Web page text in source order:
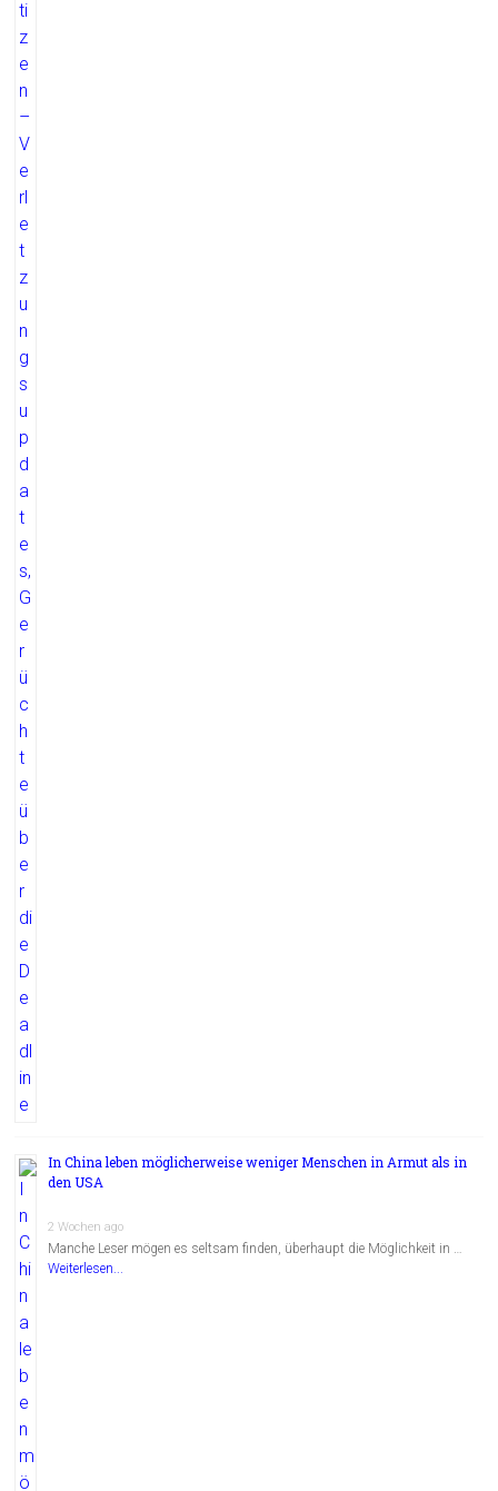
In China leben möglicherweise weniger Menschen in Armut als in
den USA
2 Wochen ago
Manche Leser mögen es seltsam finden, überhaupt die Möglichkeit in …
Weiterlesen...